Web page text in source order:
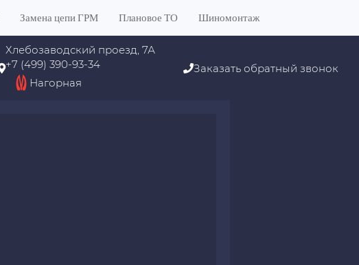
Замена цепи ГРМ Плановое ТО Шиномонтаж
Хлебозаводский проезд, 7А
+7 (499) 390-93-34
Нагорная
Заказать обратный звонок